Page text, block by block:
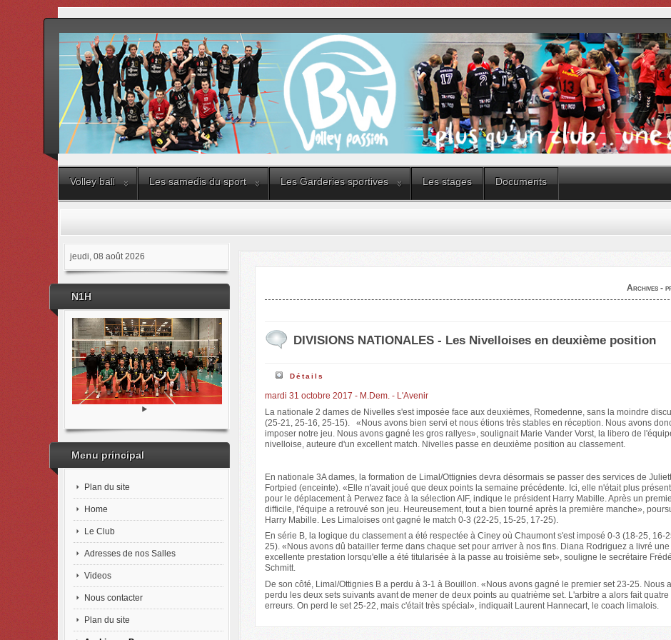
Volley ball Les samedis du sport Les Garderies sportives Les stages Documents
jeudi, 08 août 2026
N1H
Menu principal
Plan du site
Home
Le Club
Adresses de nos Salles
Videos
Nous contacter
Plan du site
Archives -
DIVISIONS NATIONALES - Les Nivelloises en deuxième position
Détails
mardi 31 octobre 2017 - M.Dem. - L'Avenir
La nationale 2 dames de Nivelles s'est imposée face aux deuxièmes, Romedenne, sans la moindre
(25-21, 25-16, 25-15). «Nous avons bien servi et nous étions très stables en réception. Nous avons
imposer notre jeu. Nous avons gagné les gros rallyes», soulignait Marie Vander Vorst, la libero de
nivelloise, auteure d'un excellent match. Nivelles passe en deuxième position au classement.
En nationale 3A dames, la formation de Limal/Ottignies devra désormais se passer des services de
Fortpied (enceinte). «Elle n'avait joué que deux points la semaine précédente. Ici, elle n'était plus
pour le déplacement à Perwez face à la sélection AIF, indique le président Harry Mabille. Après un
difficile, l'équipe a retrouvé son jeu. Heureusement, tout a bien tourné après la première manche»,
Harry Mabille. Les Limaloises ont gagné le match 0-3 (22-25, 15-25, 17-25).
En série B, la logique du classement a été respectée à Ciney où Chaumont s'est imposé 0-3 (18-25, 16-
25). «Nous avons dû batailler ferme dans chaque set pour arriver à nos fins. Diana Rodriguez a livré une
excellente prestation lorsqu'elle a été titularisée à la passe au troisième set», souligne le secrétaire
Schmitt.
De son côté, Limal/Ottignies B a perdu à 3-1 à Bouillon. «Nous avons gagné le premier set 23-25. Nous
perdu les deux sets suivants avant de mener de deux points au quatrième set. L'arbitre a alors fait quatre
erreurs. On perd le set 25-22, mais c'était très spécial», indiquait Laurent Hannecart, le coach limalois.